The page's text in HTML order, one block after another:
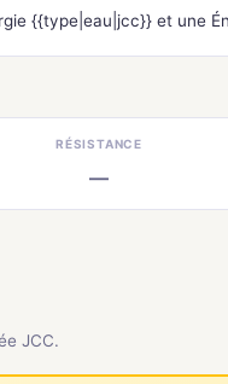
{{type|eau|jcc}} et une
RÉSISTANCE
—
JCC.